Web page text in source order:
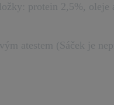
protein 2,5%,
atestem (Sáček je